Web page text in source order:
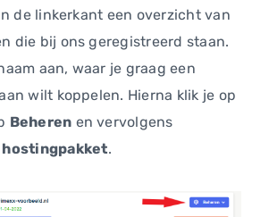
de linkerkant een overzicht van
die bij ons geregistreerd staan.
aan, waar je graag een
wilt koppelen. Hierna klik je op
Beheren en vervolgens
hostingpakket.